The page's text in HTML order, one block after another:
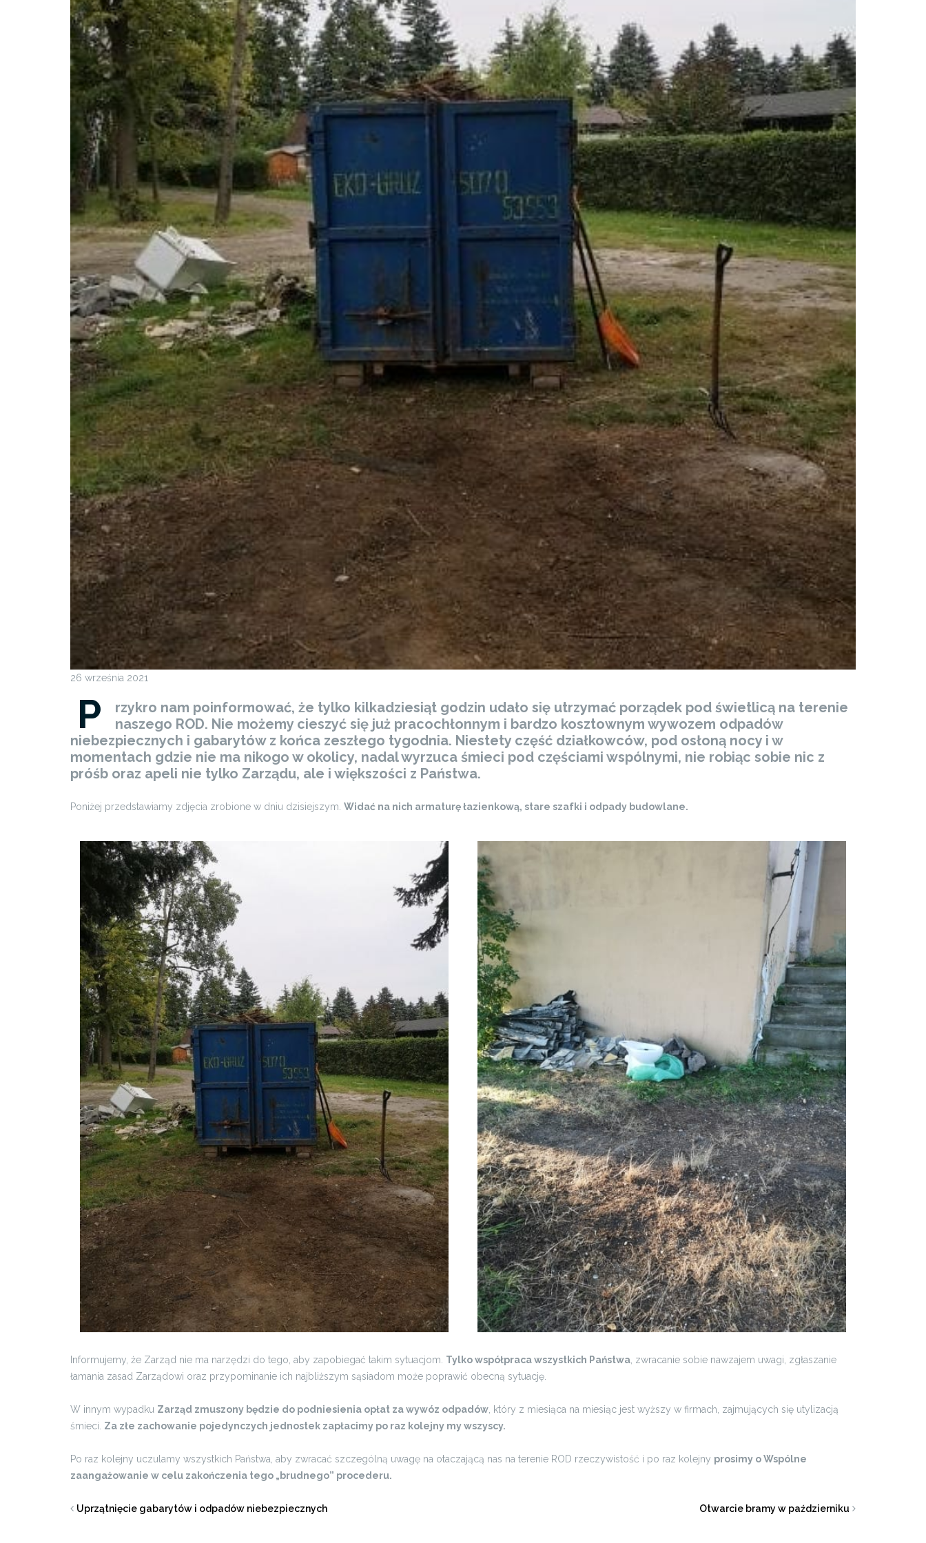
26 września 2021
P
rzykro nam poinformować, że tylko kilkadziesiąt godzin udało się utrzymać porządek pod świetlicą na terenie
naszego ROD. Nie możemy cieszyć się już pracochłonnym i bardzo kosztownym wywozem odpadów
niebezpiecznych i gabarytów z końca zeszłego tygodnia. Niestety część działkowców, pod osłoną nocy i w
momentach gdzie nie ma nikogo w okolicy, nadal wyrzuca śmieci pod częściami wspólnymi, nie robiąc sobie nic z
próśb oraz apeli nie tylko Zarządu, ale i większości z Państwa.
Poniżej przedstawiamy zdjęcia zrobione w dniu dzisiejszym. Widać na nich armaturę łazienkową, stare szafki i odpady budowlane.
Informujemy, że Zarząd nie ma narzędzi do tego, aby zapobiegać takim sytuacjom. Tylko współpraca wszystkich Państwa , zwracanie sobie nawzajem uwagi, zgłaszanie
łamania zasad Zarządowi oraz przypominanie ich najbliższym sąsiadom może poprawić obecną sytuację.
W innym wypadku Zarząd zmuszony będzie do podniesienia opłat za wywóz odpadów , który z miesiąca na miesiąc jest wyższy w firmach, zajmujących się utylizacją
śmieci. Za złe zachowanie pojedynczych jednostek zapłacimy po raz kolejny my wszyscy.
Po raz kolejny uczulamy wszystkich Państwa, aby zwracać szczególną uwagę na otaczającą nas na terenie ROD rzeczywistość i po raz kolejny prosimy o Wspólne
zaangażowanie w celu zakończenia tego „brudnego” procederu.
Uprzątnięcie gabarytów i odpadów niebezpiecznych Otwarcie bramy w październiku